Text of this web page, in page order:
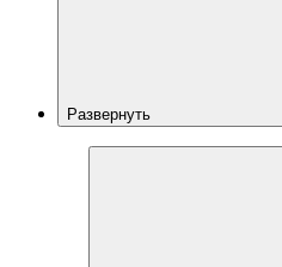
Развернуть